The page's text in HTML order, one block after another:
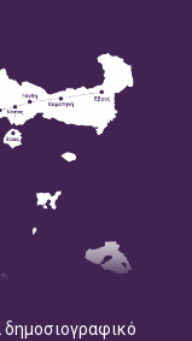
δημοσιογραφικό